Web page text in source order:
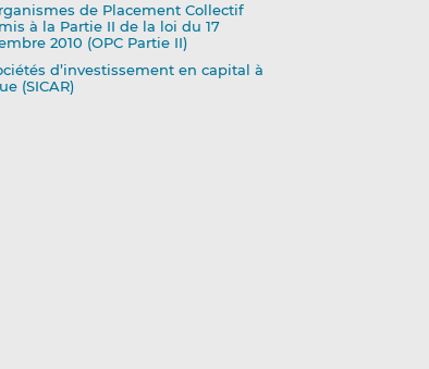
de Placement Collectif
à la Partie II de la loi du 17
2010 (OPC Partie II)
d’investissement en capital à
(SICAR)